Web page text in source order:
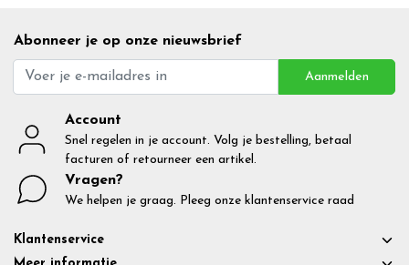
Abonneer je op onze nieuwsbrief
Aanmelden
Account
Snel regelen in je account. Volg je bestelling, betaal
facturen of retourneer een artikel.
Vragen?
We helpen je graag. Pleeg onze klantenservice raad
Klantenservice